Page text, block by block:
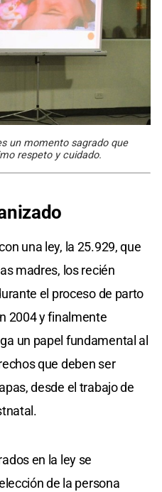
un momento sagrado que
respeto y cuidado.
una ley, la 25.929, que
madres, los recién
el proceso de parto
2004 y finalmente
un papel fundamental al
que deben ser
desde el trabajo de
en la ley se
de la persona